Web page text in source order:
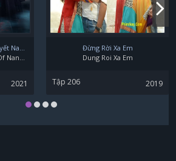
Người Lái Đò: Truyền Thuyết Nam Dương
The Ferryman: Legends Of Nanyang
2021
Đừng Rời Xa Em
Dung Roi Xa Em
Tập 206 2019